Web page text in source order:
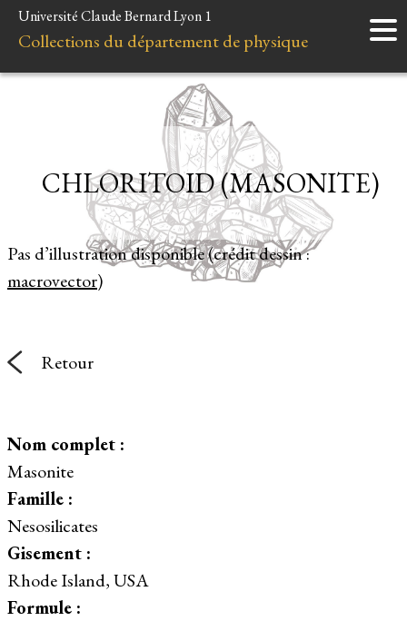
Accueil
Instruments
Liens et ressources
Université Claude Bernard Lyon 1
Collections du département de physique
Pas d’illustration disponible (crédit dessin :
macrovector)
CHLORITOID (MASONITE)
Retour
Nom complet :
Masonite
Famille :
Nesosilicates
Gisement :
Rhode Island, USA
Formule :